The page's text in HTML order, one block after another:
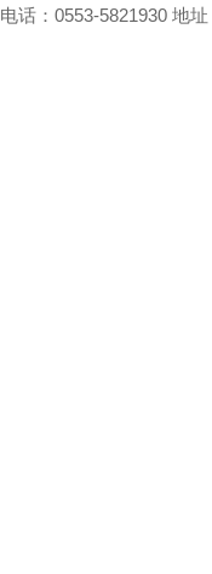
电话：0553-5821930 地